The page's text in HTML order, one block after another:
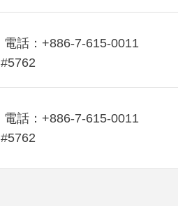
電話：+886-7-615-0011
#5762
電話：+886-7-615-0011
#5762